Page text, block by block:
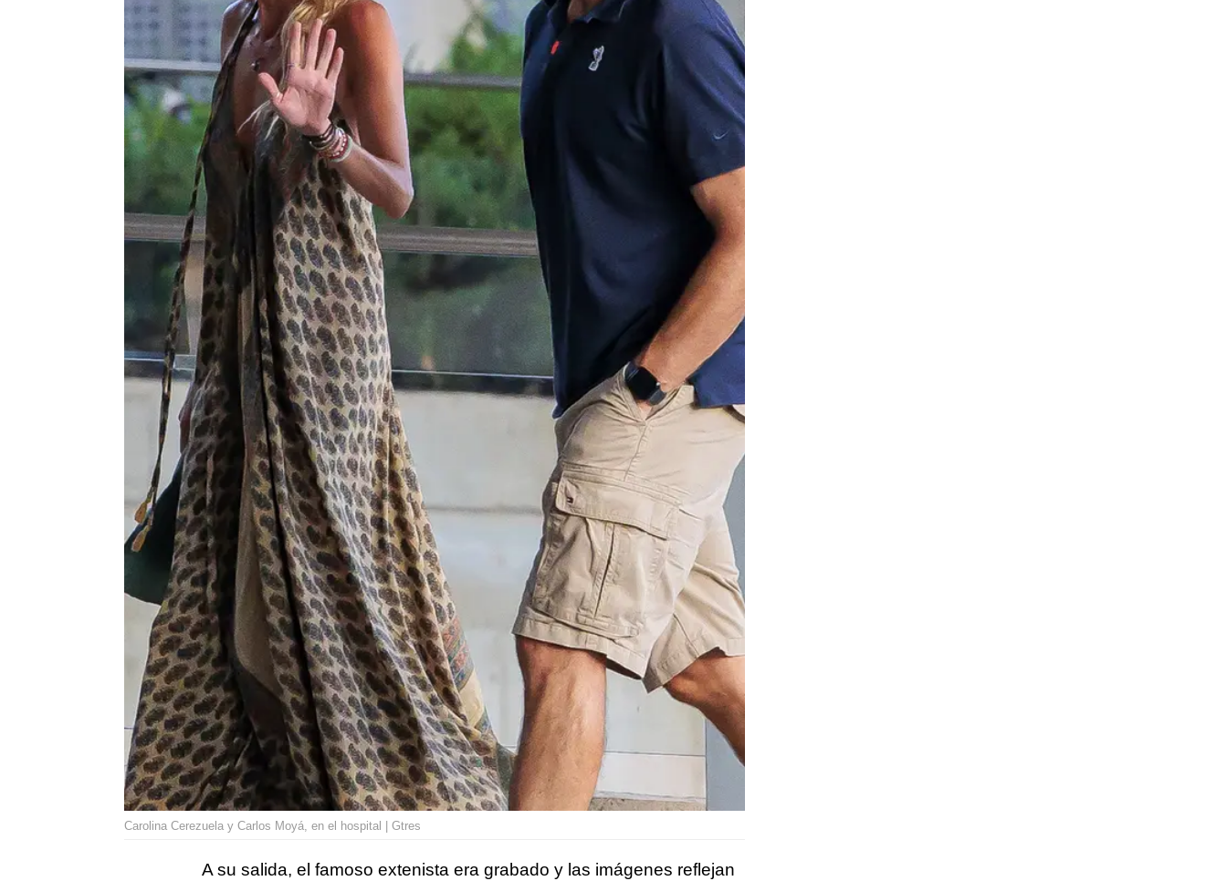
Carolina Cerezuela y Carlos Moyá, en el hospital | Gtres
A su salida, el famoso extenista era grabado y las imágenes reflejan